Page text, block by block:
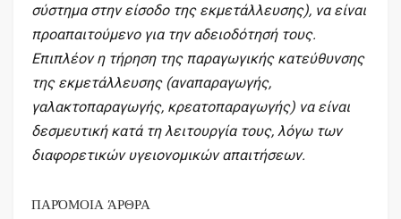
σύστημα στην είσοδο της εκμετάλλευσης), να είναι
προαπαιτούμενο για την αδειοδότησή τους.
Επιπλέον η τήρηση της παραγωγικής κατεύθυνσης
της εκμετάλλευσης (αναπαραγωγής,
γαλακτοπαραγωγής, κρεατοπαραγωγής) να είναι
δεσμευτική κατά τη λειτουργία τους, λόγω των
διαφορετικών υγειονομικών απαιτήσεων.
ΠΑΡΌΜΟΙΑ ΆΡΘΡΑ